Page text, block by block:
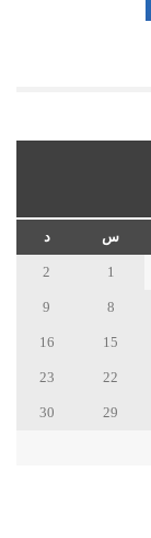
س د
1
2
8
9
15
16
22
23
29
30